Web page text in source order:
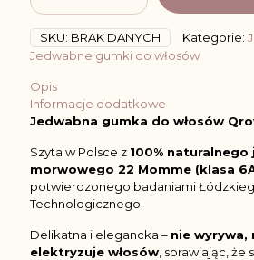
Gumka
do
Włosów
M
Różne
Kolory
SKU: BRAK DANYCH Kategorie:
Jedwabne gumki do włosów
Opis
Informacje dodatkowe
Jedwabna gumka do włosów
Szyta w Polsce z 100% naturalnego
morwowego 22 Momme (klasa
potwierdzonego badaniami
Technologicznego.
Delikatna i elegancka – nie wyrywa,
elektryzuje włosów , sprawiając, że